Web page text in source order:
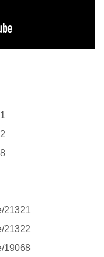
21321
21322
19068